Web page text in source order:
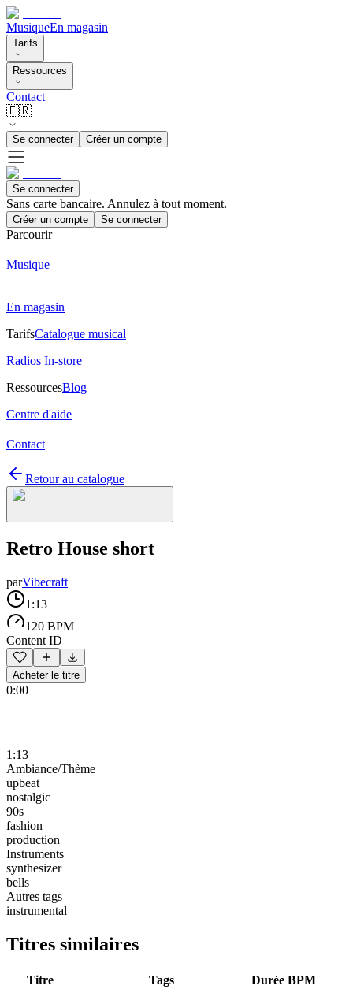
MusiqueEn magasin
Tarifs
Ressources
Contact
🇫🇷
Se connecter Créer un compte
Se connecter
Sans carte bancaire. Annulez à tout moment.
Créer un compte Se connecter
Parcourir
Musique
En magasin
TarifsCatalogue musical
Radios In-store
RessourcesBlog
Centre d'aide
Contact
Retour au catalogue
Retro House short
parVibecraft
1:13
120 BPM
Content ID
Acheter le titre
0:00
1:13
Ambiance/Thème
upbeat
nostalgic
90s
fashion
production
Instruments
synthesizer
bells
Autres tags
instrumental
Titres similaires
Titre Tags Durée BPM